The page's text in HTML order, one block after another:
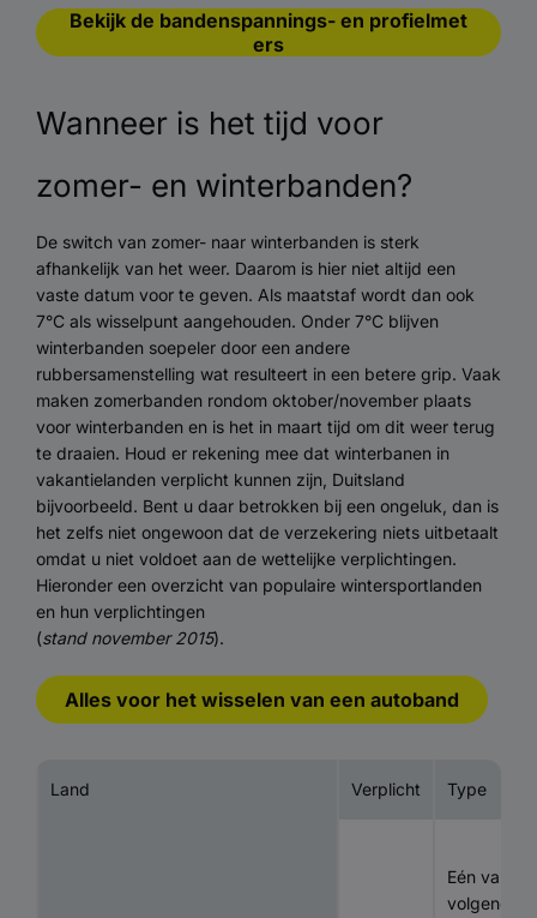
Bekijk de bandenspannings- en profielmet
ers
Wanneer is het tijd voor
zomer- en winterbanden?
De switch van zomer- naar winterbanden is sterk
afhankelijk van het weer. Daarom is hier niet altijd een
vaste datum voor te geven. Als maatstaf wordt dan ook
7°C als wisselpunt aangehouden. Onder 7°C blijven
winterbanden soepeler door een andere
rubbersamenstelling wat resulteert in een betere grip. Vaak
maken zomerbanden rondom oktober/november plaats
voor winterbanden en is het in maart tijd om dit weer terug
te draaien. Houd er rekening mee dat winterbanen in
vakantielanden verplicht kunnen zijn, Duitsland
bijvoorbeeld. Bent u daar betrokken bij een ongeluk, dan is
het zelfs niet ongewoon dat de verzekering niets uitbetaalt
omdat u niet voldoet aan de wettelijke verplichtingen.
Hieronder een overzicht van populaire wintersportlanden
en hun verplichtingen
(stand november 2015).
Alles voor het wisselen van een autoband
Land Verplicht Type
Eén van de
volgende